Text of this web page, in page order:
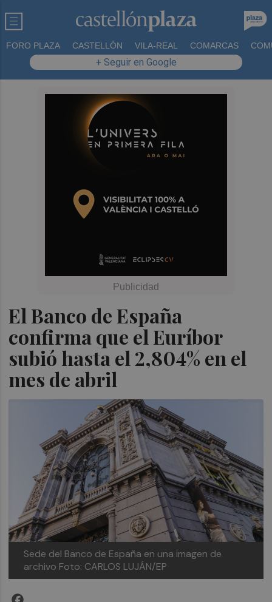
FORO PLAZA CASTELLÓN VILA-REAL COMARCAS
+ Seguir en Google
El Banco de España
confirma que el Euríbor
subió hasta el 2,804% en el
mes de abril
Sede del Banco de España en una imagen de
archivo Foto: CARLOS LUJÁN/EP